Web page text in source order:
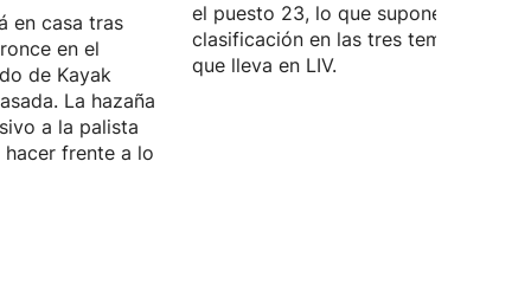
en casa tras
en el
de Kayak
La hazaña
a la palista
hacer frente a lo
el puesto 23, lo que supone su peor
clasificación en las tres temporadas
que lleva en LIV.